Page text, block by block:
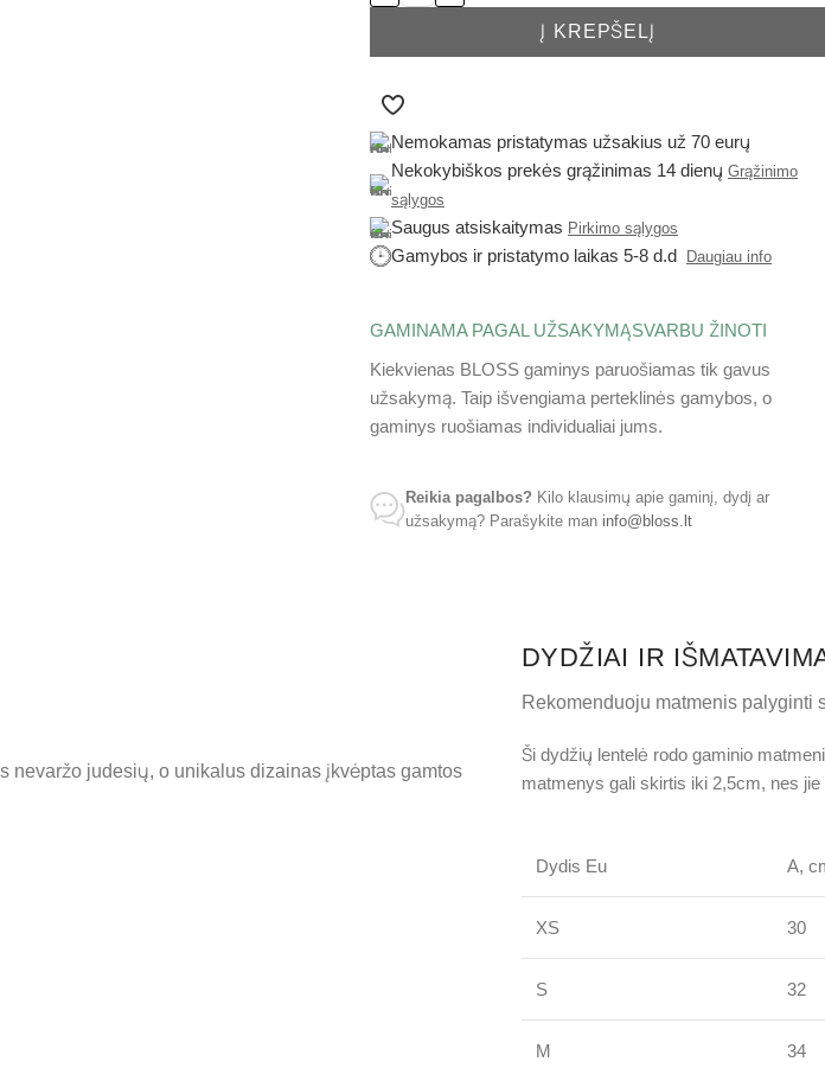
Į KREPŠELĮ
Nemokamas pristatymas užsakius už 70 eurų
Nekokybiškos prekės grąžinimas 14 dienų Grąžinimo
sąlygos
Saugus atsiskaitymas Pirkimo sąlygos
Gamybos ir pristatymo laikas 5-8 d.d Daugiau info
GAMINAMA PAGAL UŽSAKYMĄSVARBU ŽINOTI
Kiekvienas BLOSS gaminys paruošiamas tik gavus
užsakymą. Taip išvengiama perteklinės gamybos, o
gaminys ruošiamas individualiai jums.
Reikia pagalbos? Kilo klausimų apie gaminį, dydį ar
užsakymą? Parašykite man info@bloss.lt
nevaržo judesių, o unikalus dizainas įkvėptas gamtos
DYDŽIAI IR
Rekomenduoju matmenis palyginti
Ši dydžių lentelė rodo gaminio
matmenys gali skirtis iki 2,5cm, nes
Dydis Eu A,
XS 30
S 32
M 34